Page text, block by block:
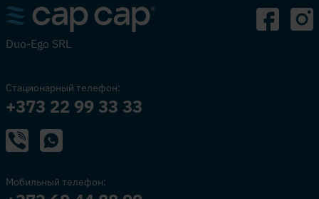
Duo-Ego SRL
Стационарный телефон:
+373 22 99 33 33
Мобильный телефон: